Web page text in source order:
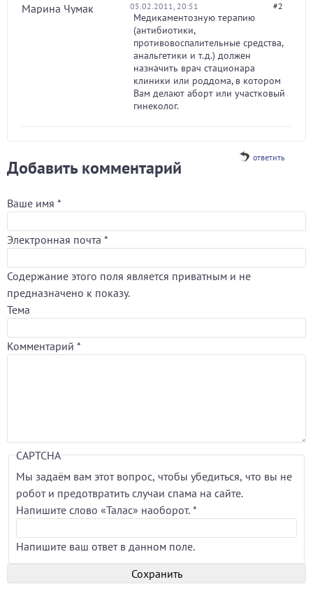
Марина Чумак
05.02.2011, 20:51 #2
Медикаментозную терапию
(антибиотики,
противовоспалительные средства,
анальгетики и т.д.) должен
назначить врач стационара
клиники или роддома, в котором
Вам делают аборт или участковый
гинеколог.
ответить
Добавить комментарий
Ваше имя *
Электронная почта *
Содержание этого поля является приватным и не
предназначено к показу.
Тема
Комментарий *
CAPTCHA
Мы задаём вам этот вопрос, чтобы убедиться, что вы не
робот и предотвратить случаи спама на сайте.
Напишите слово «Талас» наоборот. *
Напишите ваш ответ в данном поле.